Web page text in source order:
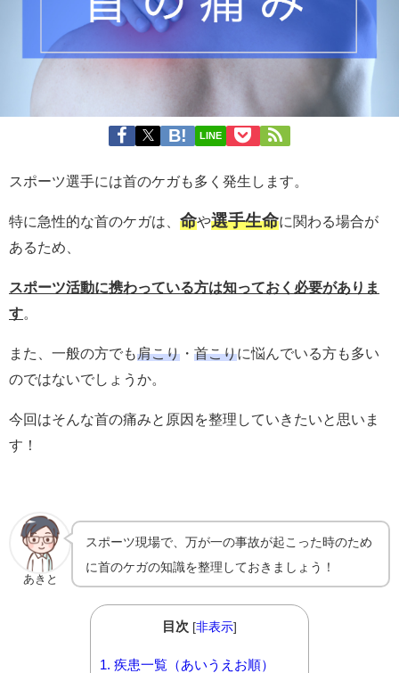
LINE
スポーツ選手には首のケガも多く発生します。
特に急性的な首のケガは、 命や選手生命に関わる場合が
あるため、
スポーツ活動に携わっている方は知っておく必要がありま
す。
また、一般の方でも肩こり ・ 首こりに悩んでいる方も多い
のではないでしょうか。
今回はそんな首の痛みと原因を整理していきたいと思いま
す！
あきと
スポーツ現場で、万が一の事故が起こった時のため
に首のケガの知識を整理しておきましょう！
目次 [非表示]
1. 疾患一覧（あいうえお順）